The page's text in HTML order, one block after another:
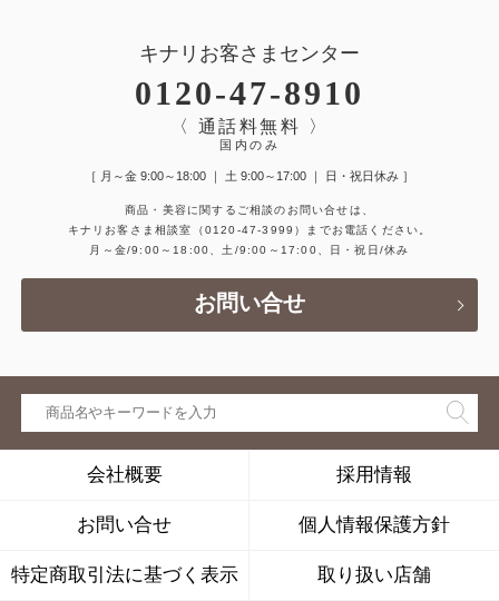
キナリお客さまセンター
0120-47-8910
〈 通話料無料 〉
国内のみ
［ 月～金 9:00～18:00 ｜ 土 9:00～17:00 ｜ 日・祝日休み ］
商品・美容に関するご相談のお問い合せは、
キナリお客さま相談室
（0120-47-3999）
までお電話ください。
月～金/9:00～18:00、土/9:00～17:00、日・祝日/休み
お問い合せ
会社概要 採用情報
お問い合せ 個人情報保護方針
特定商取引法に基づく表示 取り扱い店舗